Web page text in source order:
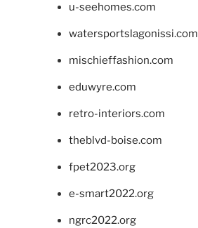
u-seehomes.com
watersportslagonissi.com
mischieffashion.com
eduwyre.com
retro-interiors.com
theblvd-boise.com
fpet2023.org
e-smart2022.org
ngrc2022.org